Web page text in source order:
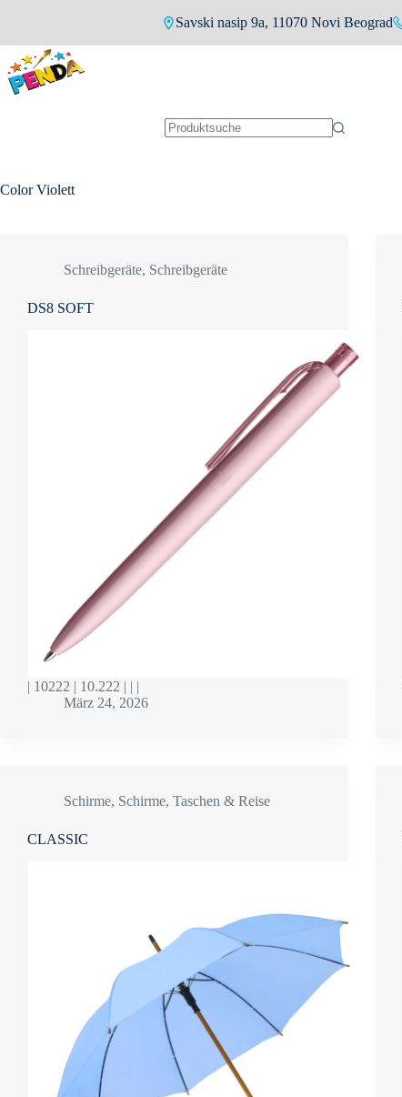
Savski nasip 9a, 11070 Novi Beograd
ColorViolett
Schreibgeräte, Schreibgeräte
DS8 SOFT
| 10222 | 10.222 | | |
März 24, 2026
Schirme, Schirme, Taschen & Reise
CLASSIC